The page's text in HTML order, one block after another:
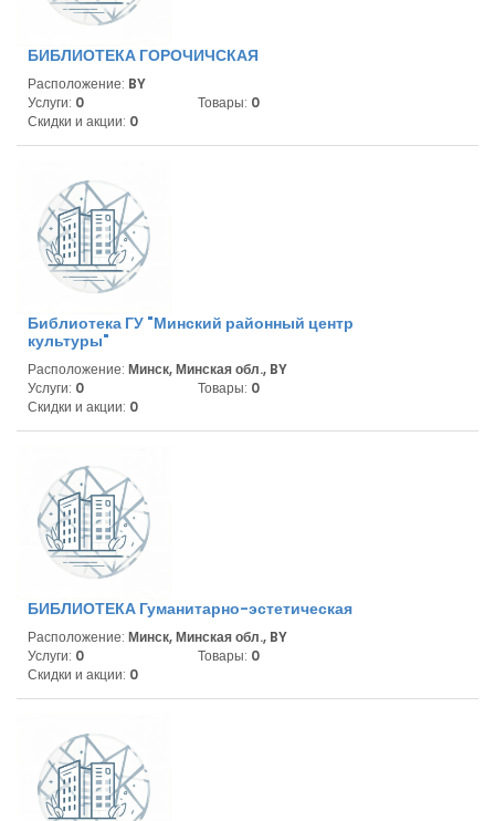
БИБЛИОТЕКА ГОРОЧИЧСКАЯ
Расположение: BY
Услуги: 0 Товары: 0
Скидки и акции: 0
Библиотека ГУ "Минский районный центр
культуры"
Расположение: Минск, Минская обл., BY
Услуги: 0 Товары: 0
Скидки и акции: 0
БИБЛИОТЕКА Гуманитарно-эстетическая
Расположение: Минск, Минская обл., BY
Услуги: 0 Товары: 0
Скидки и акции: 0